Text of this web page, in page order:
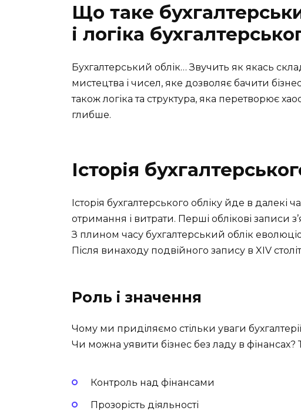
Що таке
і логіка
Бухгалтерський облік… Звучить як якась
мистецтва і чисел, яке дозволяє бачити
також логіка та структура, яка перетворює
глибше.
Історія
Історія бухгалтерського обліку йде в
отримання і витрати. Перші облікові записи
З плином часу бухгалтерський облік
Після винаходу подвійного запису в XIV
Роль і значення
Чому ми приділяємо стільки уваги
Чи можна уявити бізнес без ладу в фінансах?
Контроль над фінансами
Прозорість діяльності